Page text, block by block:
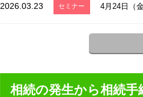
2026.03.23 セミナー 4月24日（
相続の発生から相続手